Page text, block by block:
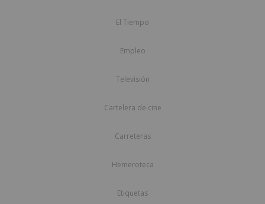
El Tiempo
Empleo
Televisión
Cartelera de cine
Carreteras
Hemeroteca
Etiquetas